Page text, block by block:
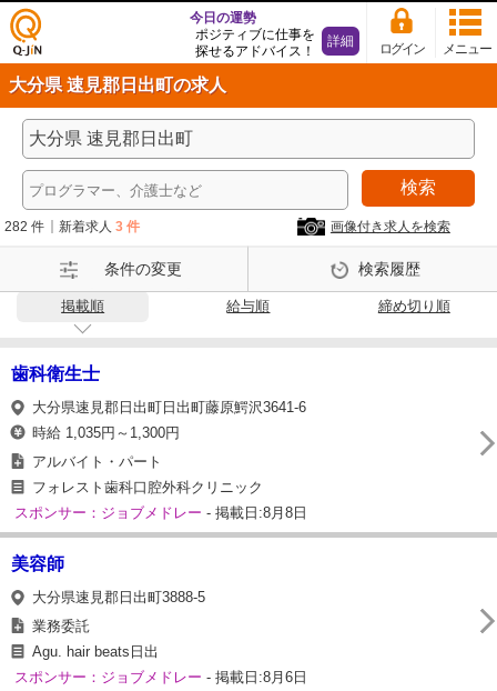
仕事
探し
の求
人サ
イト
Q-Ji
メニュー
ログイン
今日の運勢
ポジティブに仕事を
探せるアドバイス！
詳細
大分県 速見郡日出町の求人
検索
282 件 新着求人 3 件 画像付き求人を検索
条件の変更 検索履歴
掲載順 給与順 締め切り順
歯科衛生士
大分県速見郡日出町日出町藤原鰐沢3641-6
時給 1,035円～1,300円
アルバイト・パート
フォレスト歯科口腔外科クリニック
スポンサー：ジョブメドレー - 掲載日:8月8日
美容師
大分県速見郡日出町3888-5
業務委託
Agu. hair beats日出
スポンサー：ジョブメドレー - 掲載日:8月6日